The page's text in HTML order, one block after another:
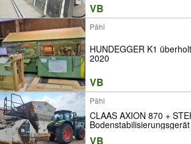
VB
Pähl
HUNDEGGER K1
2020
VB
Pähl
CLAAS AXION 870 +
Bodenstabilisierungsgerät
VB